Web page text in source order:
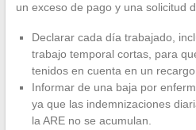
un exceso de pago y una solicitud
Declarar cada día trabajado,
trabajo temporal cortas, para
tenidos en cuenta en un
Informar de una baja por
ya que las indemnizaciones
la ARE no se acumulan.